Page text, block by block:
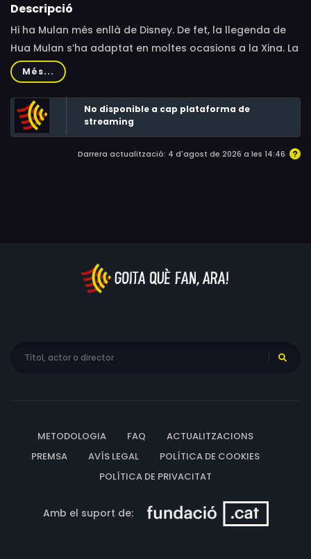
Descripció
Hi ha Mulan més enllà de Disney. De fet, la llegenda de
Hua Mulan s’ha adaptat en moltes ocasions a la Xina. La
que presentem al festival ens acosta al naixement del
mite, durant la Dinastia Wei del Nord. Mulan és una jove
experta en les arts marcials que viu en un petit poble.
Quan demanen gent per allistar-se a l’exèrcit i lluitar al
camp de batalla, la noia s’hi apunta fent-se passar per
Més...
No disponible a cap plataforma de
streaming
Darrera actualització: 4 d'agost de 2026 a les 14:46
METODOLOGIA FAQ
ACTUALITZACIONS
PREMSA
AVÍS LEGAL
POLÍTICA DE COOKIES
POLÍTICA DE PRIVACITAT
Amb el suport de: